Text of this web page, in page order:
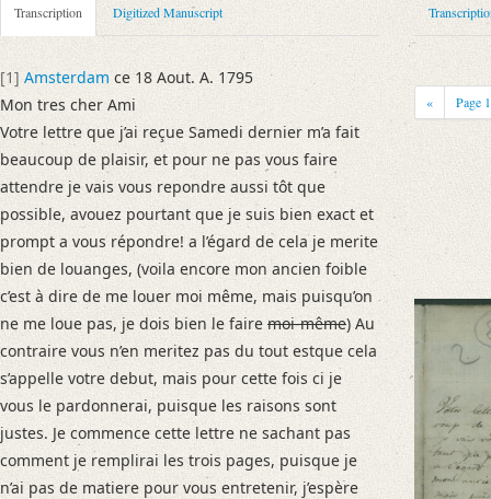
Metadata Concerning Header
Sender: Willem Ferdinand Mogge Muilman
Recipient: August Wilhelm von Schlegel
Place of Dispatch: Amsterdam
Place of Destination: Braunschweig
Date: 18.08.1795
Manuscript
Provider: Dresden, Sächsische Landesbibliothek - Staats- und
OAI Id: DE-1a-34292
Classification Number: Mscr.Dresd.e.90,XIX,Bd.15,Nr.85
Number of Pages: 3S. auf Doppelbl., hs. m. U. u. Adresse
Format: 23,2 x 18,8 cm
Incipit: „[1] Amsterdam ce 18 Aout. A. 1795
Mon tres cher Ami
Votre lettre que j’ai reçue Samedi dernier m’a fait beaucoup de [...]“
Language
French
Transcription Digitized Manuscript
[1] Amsterdam ce 18 Aout. A. 1795
Mon tres cher Ami
Votre lettre que j’ai reçue Samedi dernier m’a fait
beaucoup de plaisir, et pour ne pas vous faire
attendre je vais vous repondre aussi tôt que
possible, avouez pourtant que je suis bien exact et
prompt a vous répondre! a l’égard de cela je merite
bien de louanges, (voila encore mon ancien foible
c’est à dire de me louer moi même, mais puisqu’on
ne me loue pas, je dois bien le faire moi-même) Au
contraire vous n’en meritez pas du tout estque cela
s’appelle votre debut, mais pour cette fois ci je
vous le pardonnerai, puisque les raisons sont
justes. Je commence cette lettre ne sachant pas
comment je remplirai les trois pages, puisque je
n’ai pas de matiere pour vous entretenir, j’espère
« Page 1